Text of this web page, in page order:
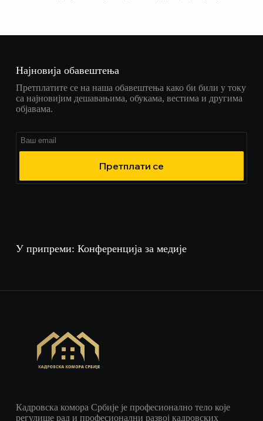
Најновија обавештења
Претплатите се на наша обавештења како би били у току
са најновијим дешавањима, обукама, вестима и другима
објавама.
Претплати се
У припреми: Конференција за медије
Кадровска комора Србије је професионално тело које
регулише рад и професионални развој кадровских